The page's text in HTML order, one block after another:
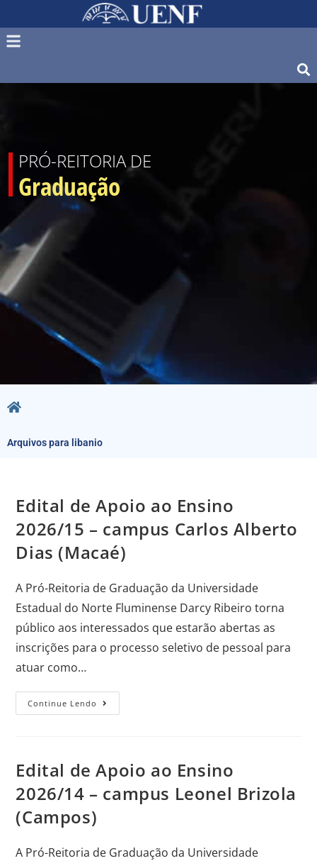
PRÓ-REITORIA DE
Graduação
Arquivos para libanio
Edital de Apoio ao Ensino
2026/15 – campus Carlos Alberto
Dias (Macaé)
A Pró-Reitoria de Graduação da Universidade
Estadual do Norte Fluminense Darcy Ribeiro torna
público aos interessados que estarão abertas as
inscrições para o processo seletivo de pessoal para
atuar como…
Continue Lendo
Edital de Apoio ao Ensino
2026/14 – campus Leonel Brizola
(Campos)
A Pró-Reitoria de Graduação da Universidade